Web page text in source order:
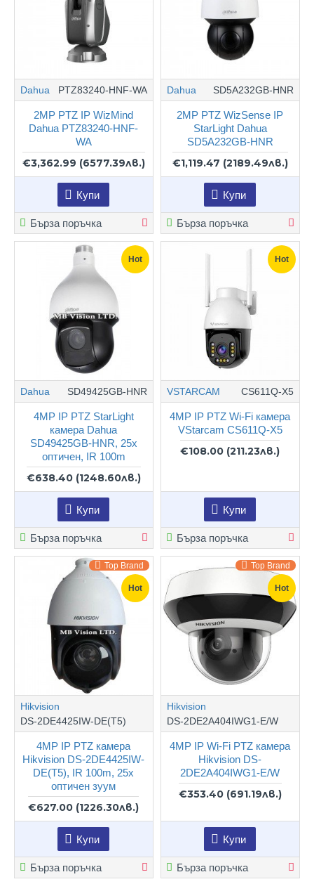
Dahua PTZ83240-HNF-WA
2MP PTZ IP WizMind
Dahua PTZ83240-HNF-
WA
€3,362.99 (6577.39лв.)
Купи
Бърза поръчка
Dahua SD5A232GB-HNR
2MP PTZ WizSense IP
StarLight Dahua
SD5A232GB-HNR
€1,119.47 (2189.49лв.)
Купи
Бърза поръчка
Hot
Dahua SD49425GB-HNR
4MP IP PTZ StarLight
камера Dahua
SD49425GB-HNR, 25x
оптичен, IR 100m
€638.40 (1248.60лв.)
Купи
Бърза поръчка
Hot
VSTARCAM CS611Q-X5
4MP IP PTZ Wi-Fi камера
VStarcam CS611Q-X5
€108.00 (211.23лв.)
Купи
Бърза поръчка
Hot
Top Brand
Hikvision
DS-2DE4425IW-DE(T5)
4MP IP PTZ камера
Hikvision DS-2DE4425IW-
DE(T5), IR 100m, 25x
оптичен зуум
€627.00 (1226.30лв.)
Купи
Бърза поръчка
Hot
Top Brand
Hikvision
DS-2DE2A404IWG1-E/W
4MP IP Wi-Fi PTZ камера
Hikvision DS-
2DE2A404IWG1-E/W
€353.40 (691.19лв.)
Купи
Бърза поръчка